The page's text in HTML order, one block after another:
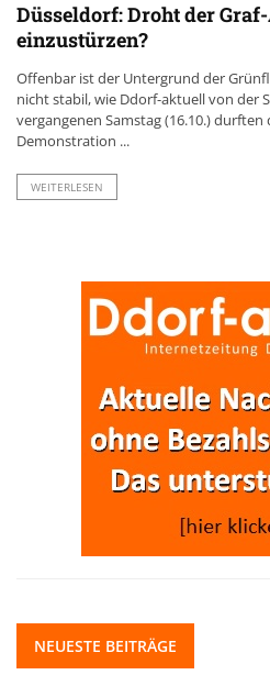
Düsseldorf: Droht der
einzustürzen?
Offenbar ist der Untergrund der
nicht stabil, wie Ddorf-aktuell von der
vergangenen Samstag (16.10.)
Demonstration ...
WEITERLESEN
NEUESTE BEITRÄGE